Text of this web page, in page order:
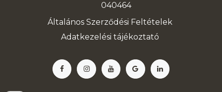
040464
Általános Szerződési Feltételek
Adatkezelési tájékoztató